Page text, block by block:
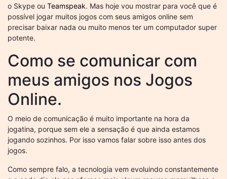
o Skype ou Teamspeak. Mas hoje vou mostrar para você que é
possível jogar muitos jogos com seus amigos online sem
precisar baixar nada ou muito menos ter um computador super
potente.
Como se comunicar com
meus amigos nos Jogos
Online.
O meio de comunicação é muito importante na hora da
jogatina, porque sem ele a sensação é que ainda estamos
jogando sozinhos. Por isso vamos falar sobre isso antes dos
jogos.
Como sempre falo, a tecnologia vem evoluindo constantemente